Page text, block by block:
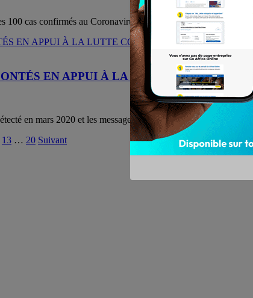
100 cas confirmés au Coronavirus. De 99 hier, le Togo
EN APPUI À LA LUTTE CONTRE LE
en mars 2020 et les messages du gouvernement togolais
13 … 20 Suivant